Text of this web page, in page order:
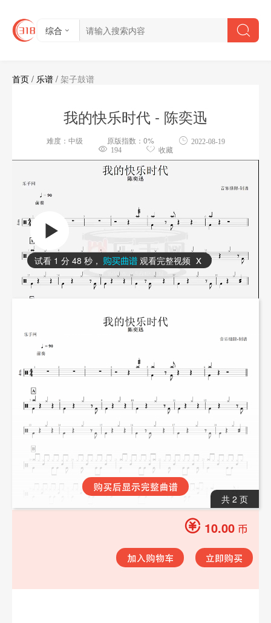
综合
首页 / 乐谱 / 架子鼓谱
我的快乐时代 - 陈奕迅
难度：中级 原版指数：0%
2022-08-19
194
收藏
试看 1 分 48 秒 ， 观看完整视频 x
共 2 页
10.00